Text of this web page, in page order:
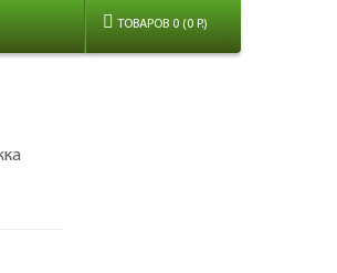
ТОВАРОВ 0 (0 Р.)